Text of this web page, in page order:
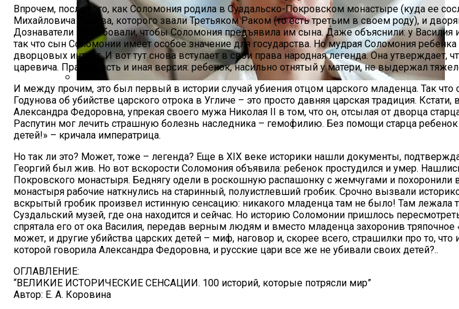
Лунный Календарь Окрашивания Волос На Октябрь 2025 Года
Впрочем, после того, как Соломония родила в Суздальско-Покровском монастыре (куда ее
Михайловича Ракова, которого звали Третьяком Раком (то есть третьим в своем роду), и
Дознаватели потребовали, чтобы Соломония предъявила им сына. Даже объяснили: у
так что сын Соломонии имеет особое значение для государства. Но мудрая Соломония
дворцовых интриг. И вот тут снова вступает в свои права народная легенда. Она утверждает,
царевича. Правда, есть и иная версия: ребенок, насильно отнятый у матери, не выдержал
И между прочим, это был первый в истории случай убиения отцом царского младенца. Так
Годунова об убийстве царского отрока в Угличе – это просто давняя царская традиция.
Александра Федоровна, упрекая своего мужа Николая II в том, что он, отсылая от дворца
Распутин мог лечить страшную болезнь наследника – гемофилию. Без помощи старца
детей!» – кричала императрица.
Но так ли это? Может, тоже – легенда? Еще в XIX веке историки нашли документы,
Георгий был жив. Но вот вскорости Соломония объявила: ребенок простудился и умер.
Покровского монастыря. Беднягу одели в роскошную распашонку с жемчугами и похоронили
монастыря рабочие наткнулись на старинный, полуистлевший гробик. Срочно вызвали
вскрытый гробик произвел истинную сенсацию: никакого младенца там не было! Там лежала
Суздальский музей, где она находится и сейчас. Но историю Соломонии пришлось
спрятала его от ока Василия, передав верным людям и вместо младенца захоронив тряпочное
может, и другие убийства царских детей – миф, наговор и, скорее всего, страшилки про то,
которой говорила Александра Федоровна, и русские цари все же не убивали своих детей?..
ОГЛАВЛЕНИЕ:
“ВЕЛИКИЕ ИСТОРИЧЕСКИЕ СЕНСАЦИИ. 100 историй, которые потрясли мир”
Автор: Е. А. Коровина